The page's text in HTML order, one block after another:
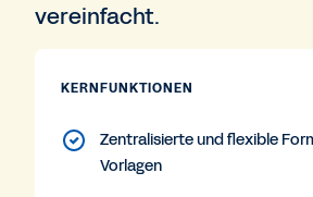
vereinfacht.
KERNFUNKTIONEN
Zentralisierte und flexible
Vorlagen